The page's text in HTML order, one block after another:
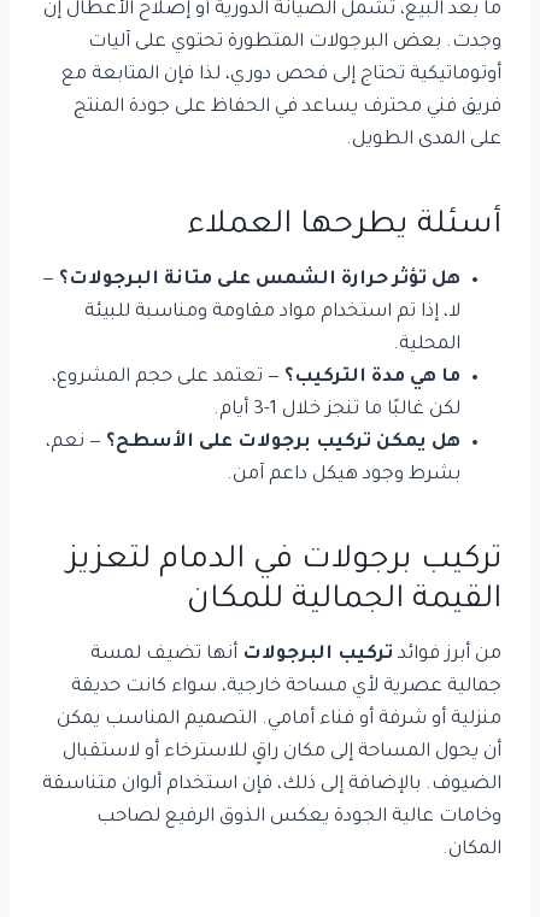
ما بعد البيع، تشمل الصيانة الدورية أو إصلاح الأعطال إن
وجدت. بعض البرجولات المتطورة تحتوي على آليات
أوتوماتيكية تحتاج إلى فحص دوري، لذا فإن المتابعة مع
فريق فني محترف يساعد في الحفاظ على جودة المنتج
على المدى الطويل.
أسئلة يطرحها العملاء
هل تؤثر حرارة الشمس على متانة البرجولات؟ —
لا، إذا تم استخدام مواد مقاومة ومناسبة للبيئة
المحلية.
ما هي مدة التركيب؟ — تعتمد على حجم المشروع،
لكن غالبًا ما تنجز خلال 1-3 أيام.
هل يمكن تركيب برجولات على الأسطح؟ — نعم،
بشرط وجود هيكل داعم آمن.
تركيب برجولات في الدمام لتعزيز
القيمة الجمالية للمكان
من أبرز فوائد تركيب البرجولات أنها تضيف لمسة
جمالية عصرية لأي مساحة خارجية، سواء كانت حديقة
منزلية أو شرفة أو فناء أمامي. التصميم المناسب يمكن
أن يحول المساحة إلى مكان راقٍ للاسترخاء أو لاستقبال
الضيوف. بالإضافة إلى ذلك، فإن استخدام ألوان متناسقة
وخامات عالية الجودة يعكس الذوق الرفيع لصاحب
المكان.